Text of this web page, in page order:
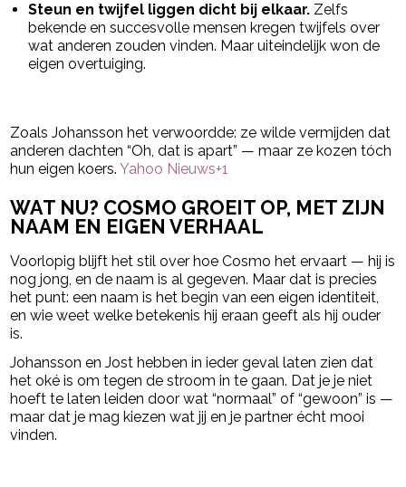
Steun en twijfel liggen dicht bij elkaar. Zelfs
bekende en succesvolle mensen kregen twijfels over
wat anderen zouden vinden. Maar uiteindelijk won de
eigen overtuiging.
Zoals Johansson het verwoordde: ze wilde vermijden dat
anderen dachten “Oh, dat is apart” — maar ze kozen tóch
hun eigen koers.Yahoo Nieuws+1
WAT NU? COSMO GROEIT OP, MET ZIJN
NAAM EN EIGEN VERHAAL
Voorlopig blijft het stil over hoe Cosmo het ervaart — hij is
nog jong, en de naam is al gegeven. Maar dat is precies
het punt: een naam is het begin van een eigen identiteit,
en wie weet welke betekenis hij eraan geeft als hij ouder
is.
Johansson en Jost hebben in ieder geval laten zien dat
het oké is om tegen de stroom in te gaan. Dat je je niet
hoeft te laten leiden door wat “normaal” of “gewoon” is —
maar dat je mag kiezen wat jij en je partner écht mooi
vinden.